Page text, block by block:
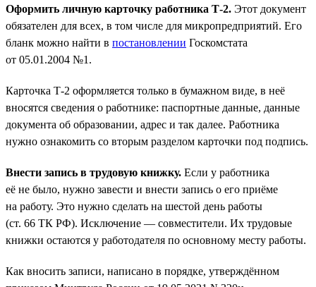
Оформить личную карточку работника Т-2. Этот документ
обязателен для всех, в том числе для микропредприятий. Его
бланк можно найти в постановлении Госкомстата
от 05.01.2004 №1.
Карточка Т-2 оформляется только в бумажном виде, в неё
вносятся сведения о работнике: паспортные данные, данные
документа об образовании, адрес и так далее. Работника
нужно ознакомить со вторым разделом карточки под подпись.
Внести запись в трудовую книжку. Если у работника
её не было, нужно завести и внести запись о его приёме
на работу. Это нужно сделать на шестой день работы
(ст. 66 ТК РФ). Исключение — совместители. Их трудовые
книжки остаются у работодателя по основному месту работы.
Как вносить записи, написано в порядке, утверждённом